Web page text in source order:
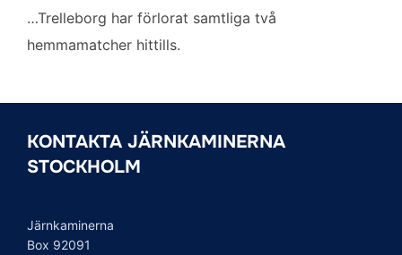
…Trelleborg har förlorat samtliga två
hemmamatcher hittills.
KONTAKTA JÄRNKAMINERNA
STOCKHOLM
Järnkaminerna
Box 92091